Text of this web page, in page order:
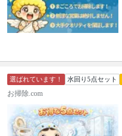
選ばれています！ 水回り5点セット
お掃除.com